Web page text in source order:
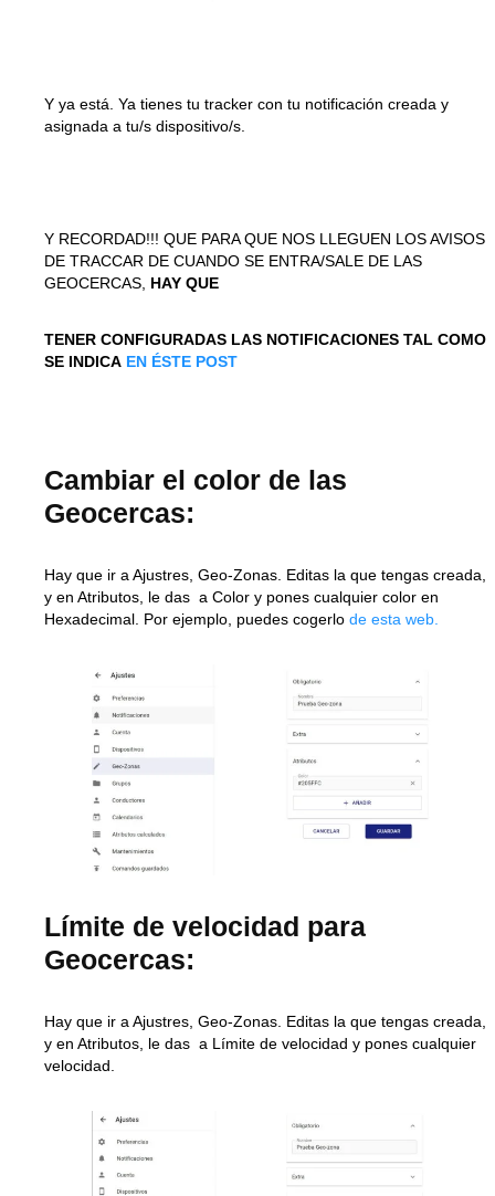
Y ya está. Ya tienes tu tracker con tu notificación creada y
asignada a tu/s dispositivo/s.
Y RECORDAD!!! QUE PARA QUE NOS LLEGUEN LOS AVISOS
DE TRACCAR DE CUANDO SE ENTRA/SALE DE LAS
GEOCERCAS, HAY QUE
TENER CONFIGURADAS LAS NOTIFICACIONES TAL COMO
SE INDICA EN ÉSTE POST
Cambiar el color de las
Geocercas:
Hay que ir a Ajustres, Geo-Zonas. Editas la que tengas creada,
y en Atributos, le das a Color y pones cualquier color en
Hexadecimal. Por ejemplo, puedes cogerlo de esta web.
Límite de velocidad para
Geocercas:
Hay que ir a Ajustres, Geo-Zonas. Editas la que tengas creada,
y en Atributos, le das a Límite de velocidad y pones cualquier
velocidad.